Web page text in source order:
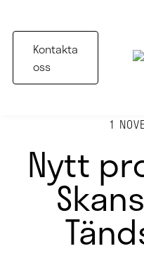
Kontakta
oss
1
Nytt